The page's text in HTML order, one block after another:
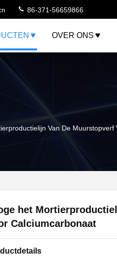
86-371-56659866
OVER ONS
Van De Muurstopverf
het
Calciumcarbonaat